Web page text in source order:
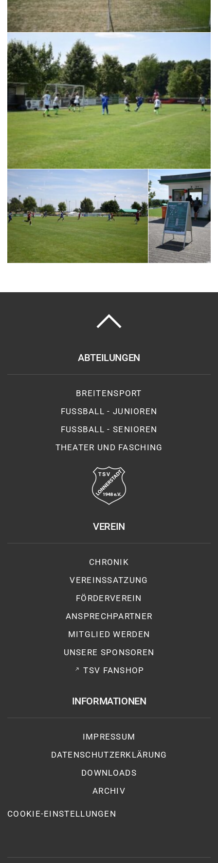
ABTEILUNGEN
BREITENSPORT
FUSSBALL - JUNIOREN
FUSSBALL - SENIOREN
THEATER UND FASCHING
VEREIN
CHRONIK
VEREINSSATZUNG
FÖRDERVEREIN
ANSPRECHPARTNER
MITGLIED WERDEN
UNSERE SPONSOREN
TSV FANSHOP
INFORMATIONEN
IMPRESSUM
DATENSCHUTZ­ERKLÄRUNG
DOWNLOADS
ARCHIV
COOKIE-EINSTELLUNGEN